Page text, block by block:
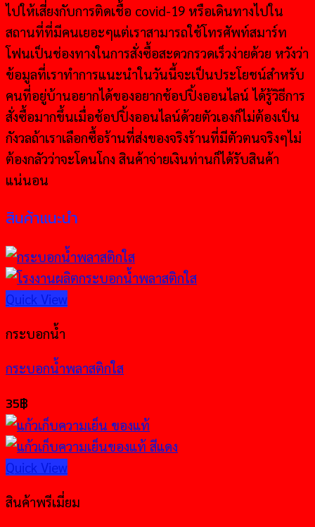
ไปให้เสี่ยงกับการติดเชื้อ covid-19 หรือเดินทางไปใน
สถานที่ที่มีคนเยอะๆแต่เราสามารถใช้โทรศัพท์สมาร์ท
โฟนเป็นช่องทางในการสั่งซื้อสะดวกรวดเร็วง่ายด้วย หวังว่า
ข้อมูลที่เราทำการแนะนำในวันนี้จะเป็นประโยชน์สำหรับ
คนที่อยู่บ้านอยากได้ของอยากช้อปปิ้งออนไลน์ ได้รู้วิธีการ
สั่งซื้อมากขึ้นเมื่อช้อปปิ้งออนไลน์ด้วยตัวเองก็ไม่ต้องเป็น
กังวลถ้าเราเลือกซื้อร้านที่ส่งของจริงร้านที่มีตัวตนจริงๆไม่
ต้องกลัวว่าจะโดนโกง สินค้าจ่ายเงินท่านก็ได้รับสินค้า
แน่นอน
สินค้าแนะนำ
Quick View
กระบอกน้ำ
กระบอกน้ำพลาสติกใส
35฿
Quick View
สินค้าพรีเมี่ยม